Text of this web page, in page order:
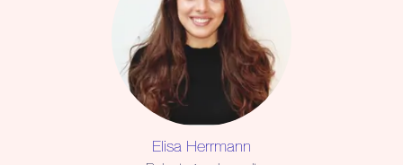
Elisa Herrmann